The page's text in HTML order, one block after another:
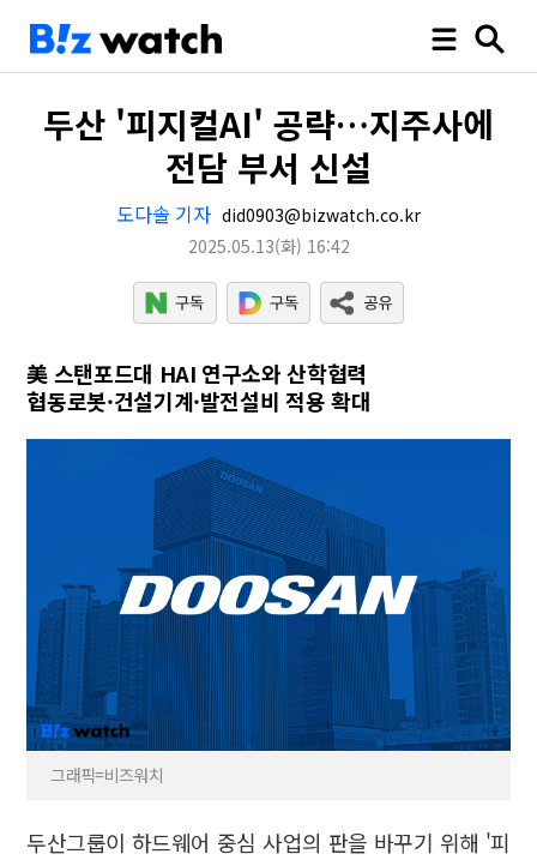
두산 '피지컬AI' 공략…지주사에
전담 부서 신설
도다솔 기자 did0903@bizwatch.co.kr
2025.05.13(화) 16:42
美 스탠포드대 HAI 연구소와 산학협력
협동로봇·건설기계·발전설비 적용 확대
그래픽=비즈워치
두산그룹이 하드웨어 중심 사업의 판을 바꾸기 위해 '피